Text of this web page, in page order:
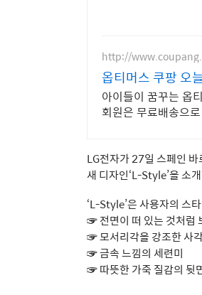
http://
옵티머스 쿠팡 오
아이들이 꿈꾸는 옵
회원은 무료배송으
LG전자가 27일 스페인
새 디자인‘L-Style’을 소
‘L-Style’은 사용자의 스
☞ 전면이 떠 있는 것처럼
☞모서리각을 강조한 사
☞금속 느낌의 세련미
☞따뜻한 가죽 질감의 뒷